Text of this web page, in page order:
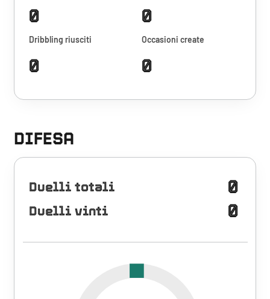
0 0
Dribbling riusciti
0
Occasioni create
0
DIFESA
Duelli totali 0
Duelli vinti 0